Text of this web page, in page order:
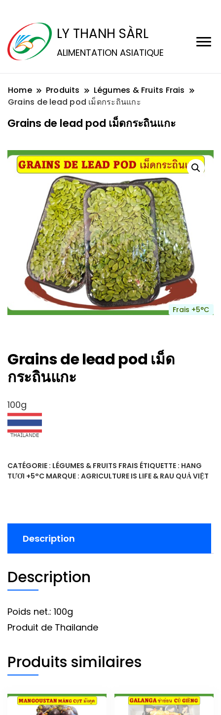
LY THANH SÀRL
ALIMENTATION ASIATIQUE
Home Produits
Légumes & Fruits Frais
Grains de lead pod เม็ดกระถินแกะ
Grains de lead pod เม็ดกระถินแกะ
Frais +5°C
Grains de lead pod เม็ด
กระถินแกะ
100g
CATÉGORIE : LÉGUMES & FRUITS FRAIS ÉTIQUETTE : HANG
TƯƠI +5°C MARQUE : AGRICULTURE IS LIFE & RAU QUẢ VIỆT
Description
Description
Poids net.: 100g
Produit de Thailande
Produits similaires